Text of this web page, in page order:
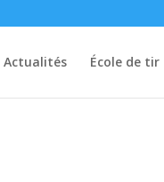
Actualités École de tir